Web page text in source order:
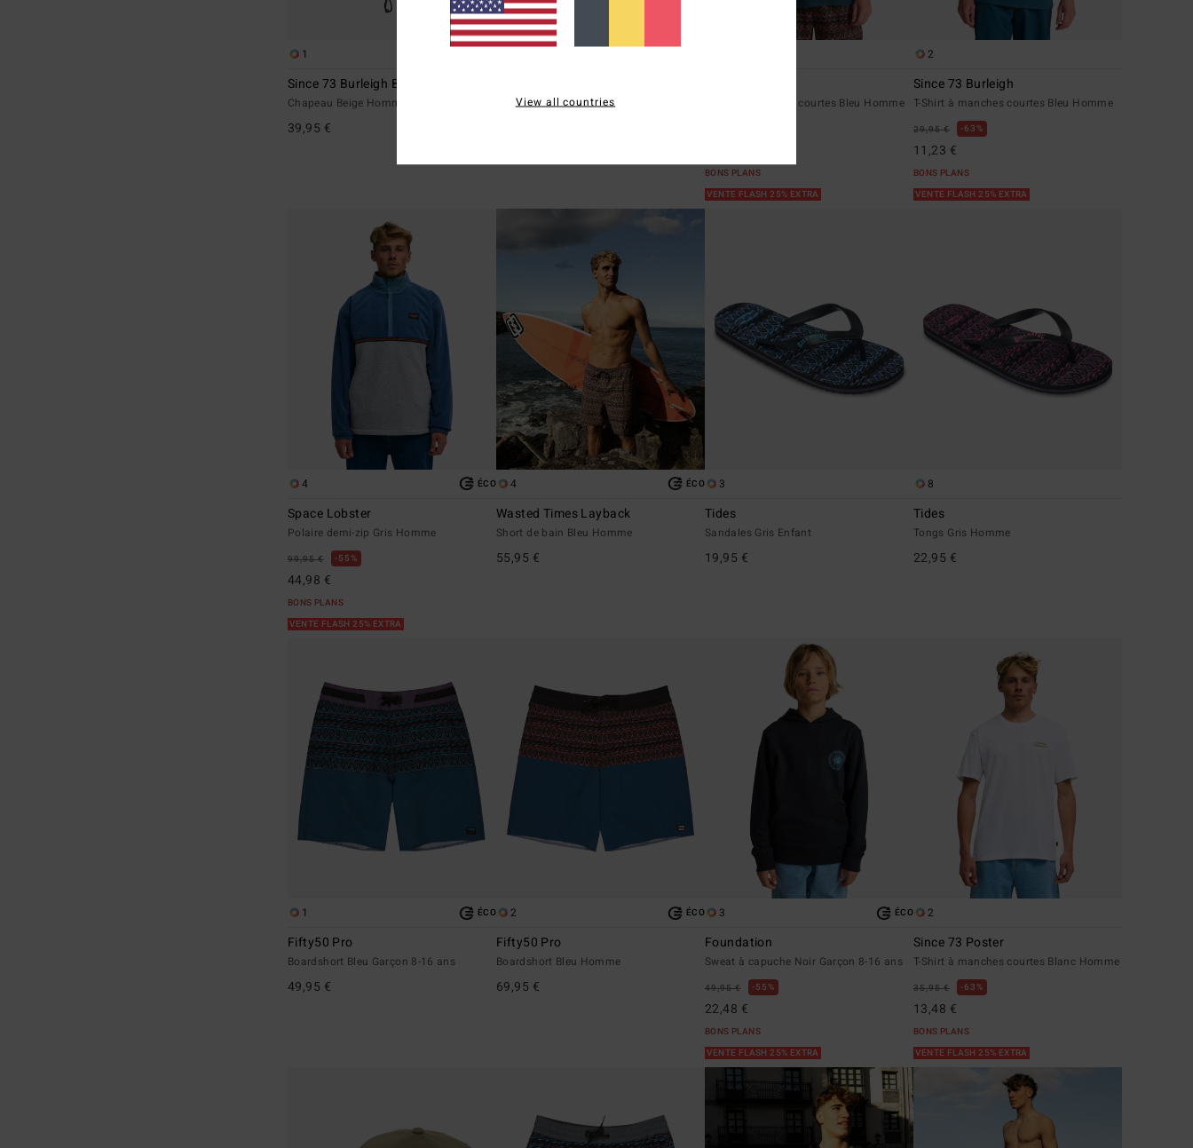
1
Since 73 Burleigh Boonie
Chapeau Beige Homme
39,95 €
Poncho de change Bleu Unisexe T-Shirt à manches courtes Bleu Homme
BONS PLANS
VENTE FLASH 25% EXTRA
2
Since 73 Burleigh
T-Shirt à manches courtes Bleu Homme
29,95 € 63%
11,23 €
BONS PLANS
VENTE FLASH 25% EXTRA
4 ÉCO
Space Lobster
Polaire demi-zip Gris Homme
99,95 € 55%
44,98 €
BONS PLANS
VENTE FLASH 25% EXTRA
4 ÉCO
Wasted Times Layback
Short de bain Bleu Homme
55,95 €
3
Tides
Sandales Gris Enfant
19,95 €
8
Tides
Tongs Gris Homme
22,95 €
1 ÉCO
Fifty50 Pro
Boardshort Bleu Garçon 8-16 ans
49,95 €
2 ÉCO
Fifty50 Pro
Boardshort Bleu Homme
69,95 €
3 ÉCO
Foundation
Sweat à capuche Noir Garçon 8-16 ans
49,95 € 55%
22,48 €
BONS PLANS
VENTE FLASH 25% EXTRA
2
Since 73 Poster
T-Shirt à manches courtes Blanc Homme
35,95 € 63%
13,48 €
BONS PLANS
VENTE FLASH 25% EXTRA
View all countries